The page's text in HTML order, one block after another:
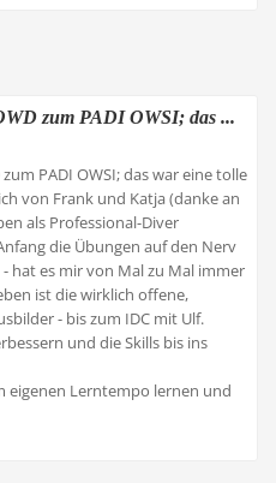
zum PADI OWSI; das ...
PADI OWSI; das war eine tolle
von Frank und Katja (danke an
als Professional-Diver
die Übungen auf den Nerv
hat es mir von Mal zu Mal immer
ist die wirklich offene,
- bis zum IDC mit Ulf.
und die Skills bis ins
eigenen Lerntempo lernen und